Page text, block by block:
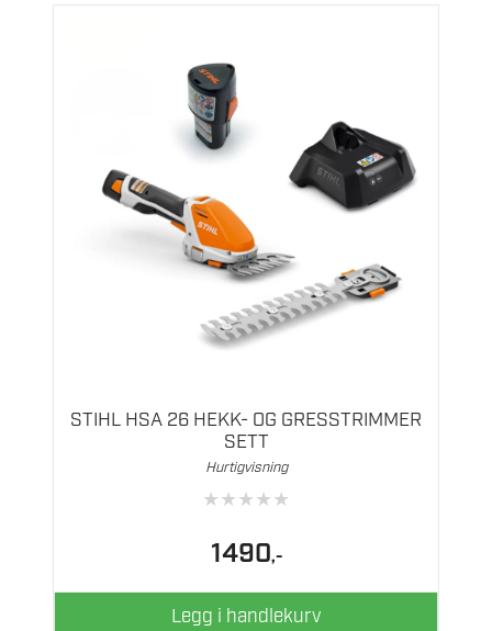
STIHL HSA 26 HEKK- OG GRESSTRIMMER
SETT
Hurtigvisning
★★★★★
1490,-
Legg i handlekurv